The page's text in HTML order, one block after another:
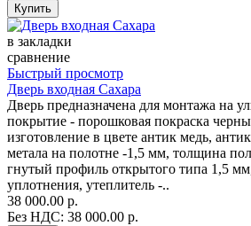
в закладки
сравнение
Быстрый просмотр
Дверь входная Сахара
Дверь предназначена для монтажа на
покрытие - порошковая покраска
изготовление в цвете антик медь,
метала на полотне -1,5 мм, толщина
гнутый профиль открытого типа 1,5
уплотнения, утеплитель -..
38 000.00 р.
Без НДС: 38 000.00 р.